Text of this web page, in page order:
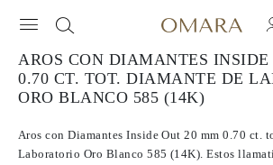
AROS CON DIAMANTES
0.70 CT. TOT. DIAMANTE DE
ORO BLANCO 585 (14K)
Aros con Diamantes Inside Out 20 mm 0.70 ct.
Laboratorio Oro Blanco 585 (14K). Estos